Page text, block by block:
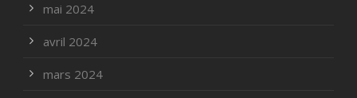
mai 2024
avril 2024
mars 2024